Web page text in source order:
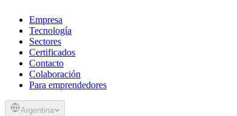
Empresa
Tecnología
Sectores
Certificados
Contacto
Colaboración
Para emprendedores
Argentina